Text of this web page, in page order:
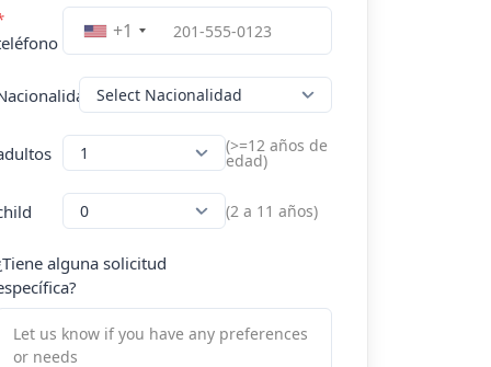
+1
(>=12 años de
edad)
(2 a 11 años)
alguna solicitud